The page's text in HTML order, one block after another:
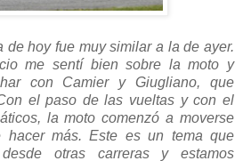
de hoy fue muy similar a la de ayer.
me sentí bien sobre la moto y
con Camier y Giugliano, que
el paso de las vueltas y con el
la moto comenzó a moverse
hacer más. Este es un tema que
desde otras carreras y estamos